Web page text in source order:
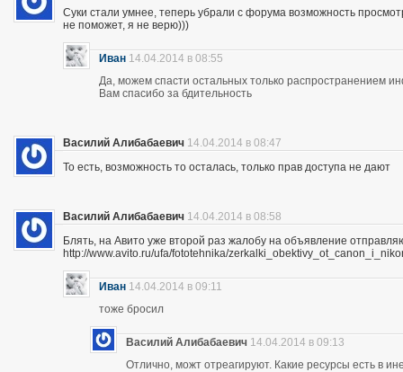
Суки стали умнее, теперь убрали с форума возможность
не поможет, я не верю)))
Иван 14.04.2014 в 08:55
Да, можем спасти остальных только распространением
Вам спасибо за бдительность
Василий Алибабаевич 14.04.2014 в 08:47
То есть, возможность то осталась, только прав доступа не дают
Василий Алибабаевич 14.04.2014 в 08:58
Блять, на Авито уже второй раз жалобу на объявление
http://www.avito.ru/ufa/fototehnika/
Иван 14.04.2014 в 09:11
тоже бросил
Василий Алибабаевич 14.04.2014 в 09:13
Отлично, можт отреагируют. Какие ресурсы есть в